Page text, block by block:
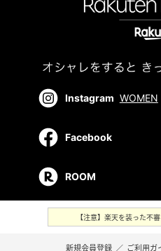
Instagram WOMEN
Facebook
ROOM
【注意】楽天を装った不
新規会員登録 ／ ご利用ガ